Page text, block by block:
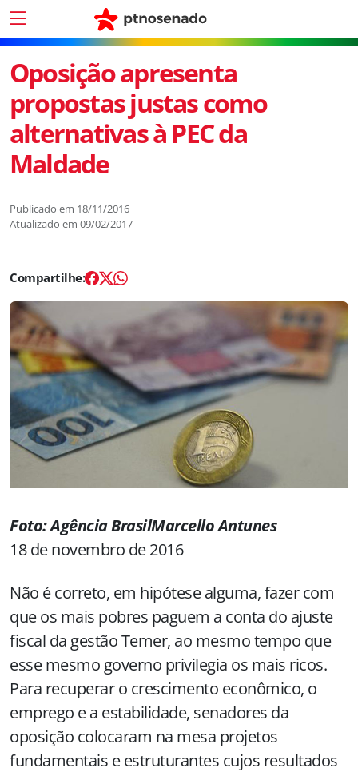
Oposição apresenta
propostas justas como
alternativas à PEC da
Maldade
Publicado em 18/11/2016
Atualizado em 09/02/2017
Foto: Agência BrasilMarcello Antunes
18 de novembro de 2016
Não é correto, em hipótese alguma, fazer com
que os mais pobres paguem a conta do ajuste
fiscal da gestão Temer, ao mesmo tempo que
esse mesmo governo privilegia os mais ricos.
Para recuperar o crescimento econômico, o
emprego e a estabilidade, senadores da
oposição colocaram na mesa projetos
fundamentais e estruturantes cujos resultados